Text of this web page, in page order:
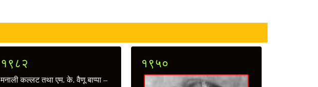
१९८२
मनाली कल्लट तथा एम. के. वैणू बाप्पा –
१९५०